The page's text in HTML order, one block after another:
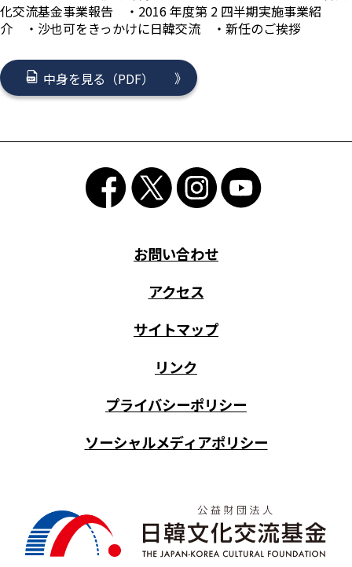
化交流基金事業報告 ・2016 年度第 2 四半期実施事業紹
介 ・沙也可をきっかけに日韓交流 ・新任のご挨拶
中身を見る（PDF）
お問い合わせ
アクセス
サイトマップ
リンク
プライバシーポリシー
ソーシャルメディアポリシー